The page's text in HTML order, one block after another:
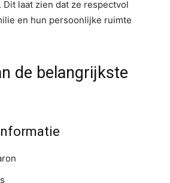
laat zien dat ze respectvol
en hun persoonlijke ruimte
de belangrijkste